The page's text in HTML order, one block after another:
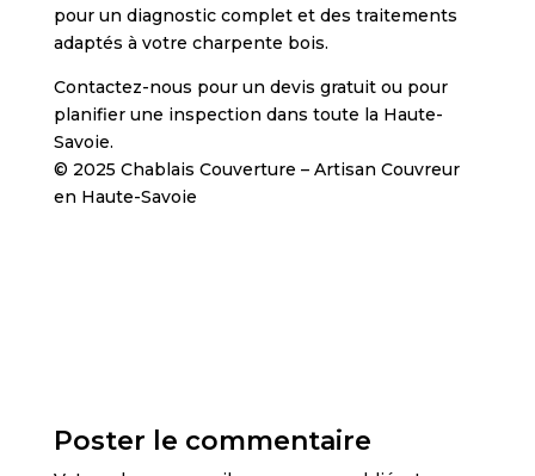
pour un diagnostic complet et des traitements
adaptés à votre charpente bois.
Contactez-nous pour un devis gratuit ou pour
planifier une inspection dans toute la Haute-
Savoie.
© 2025 Chablais Couverture – Artisan Couvreur
en Haute-Savoie
Poster le commentaire